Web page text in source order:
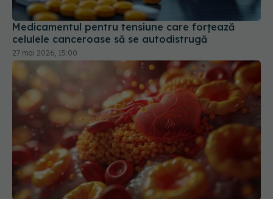
Medicamentul pentru tensiune care forțează
celulele canceroase să se autodistrugă
27 mai 2026, 15:00